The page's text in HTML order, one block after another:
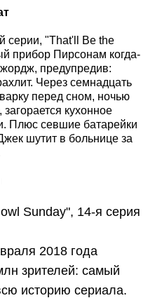
серии, "That'll Be the
прибор Пирсонам когда-
предупредив:
Через семнадцать
перед сном, ночью
кухонное
Плюс севшие батарейки
шутит в больнице за
Sunday", 14-я серия
2018 года
зрителей: самый
историю сериала.